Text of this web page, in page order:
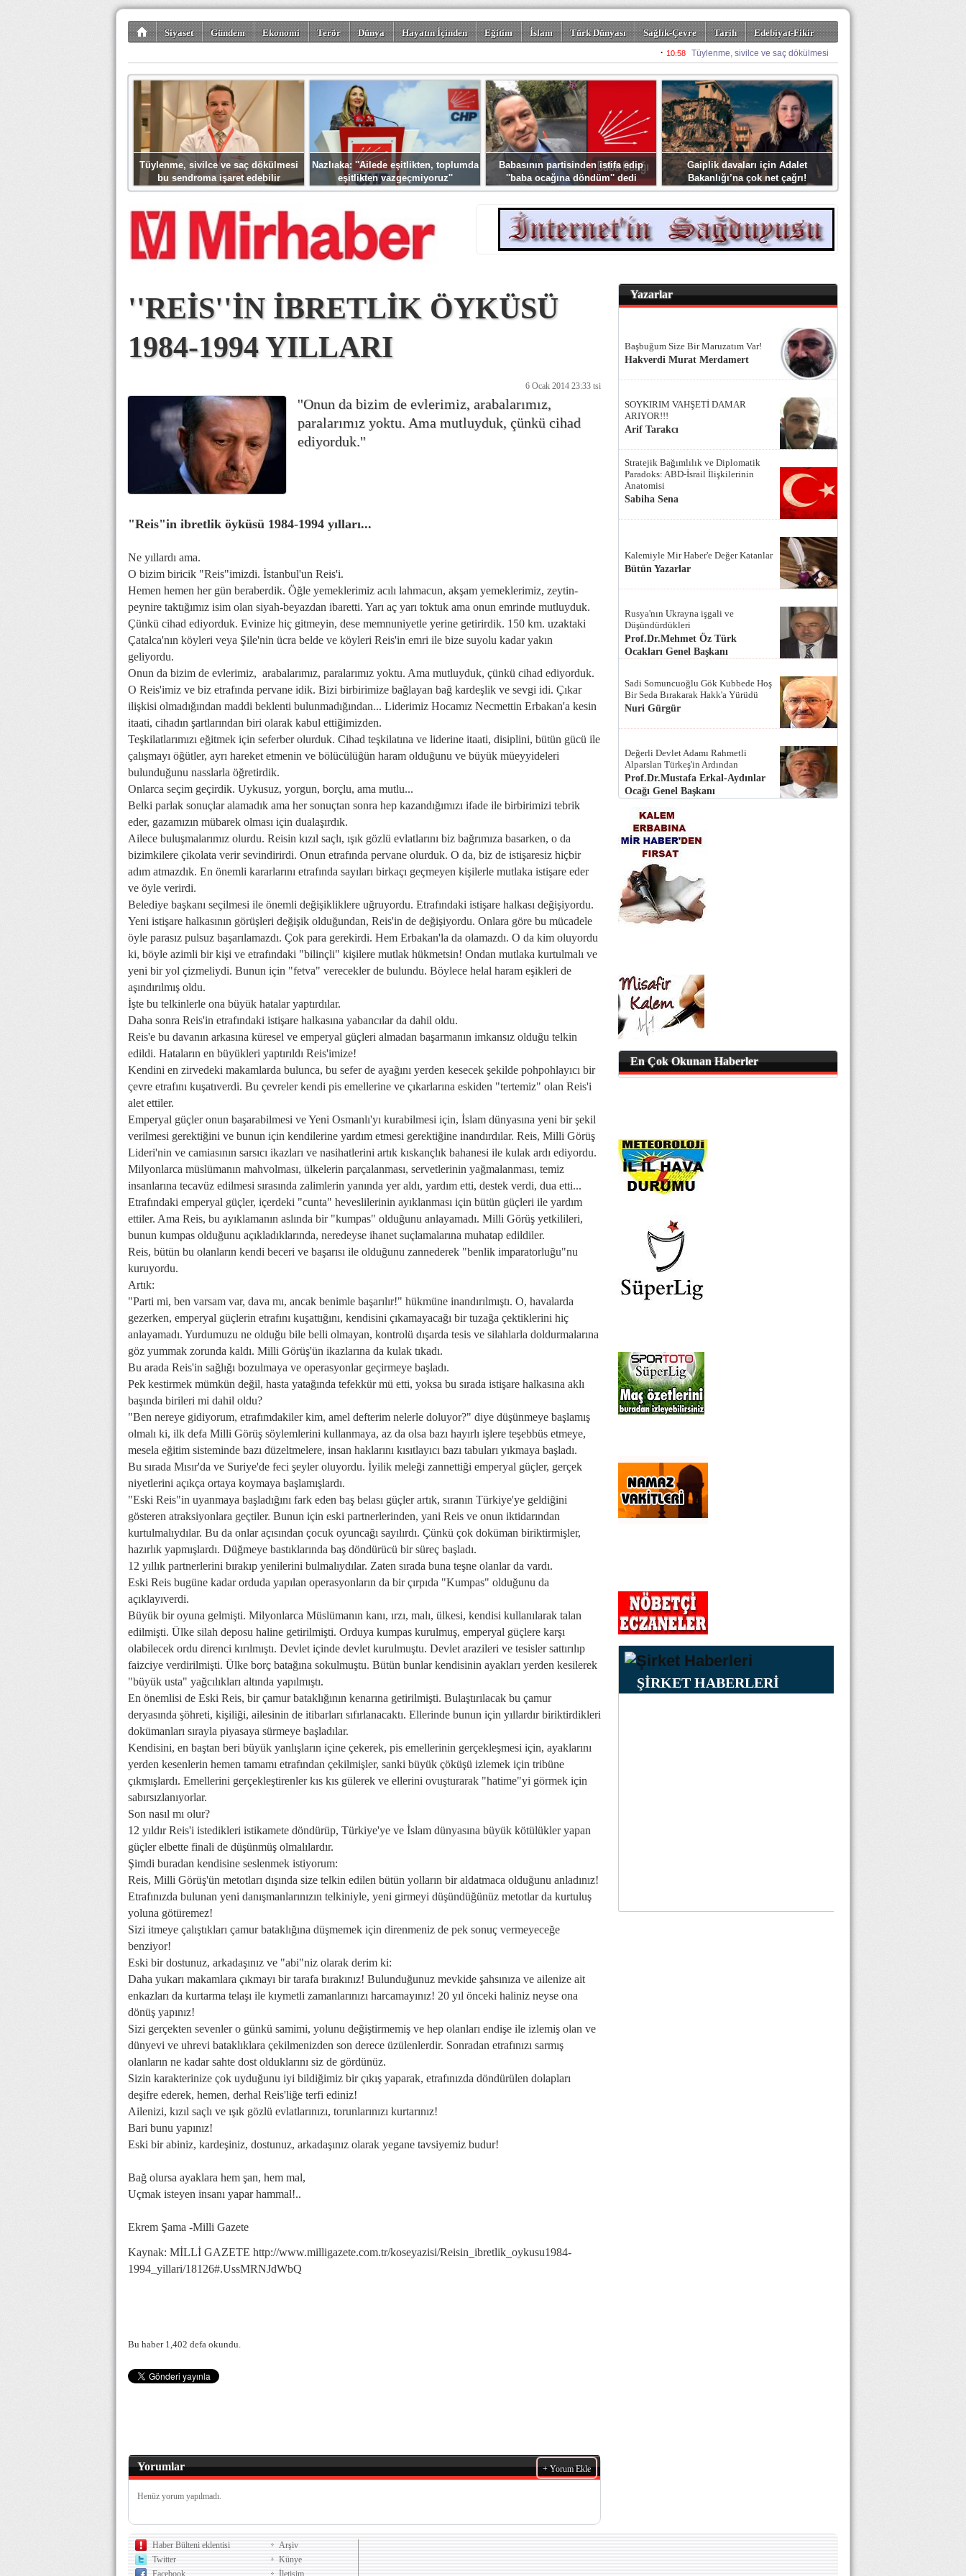
Siyaset Gündem Ekonomi Terör Dünya Hayatın İçinden Eğitim İslam Türk Dünyası Sağlık-Çevre Tarih
Edebiyat-Fikir
Tüylenme, sivilce ve saç dökülmesi
bu sendroma işaret edebilir
Nazlıaka: ''Ailede eşitlikten, toplumda
eşitlikten vazgeçmiyoruz''
Babasının partisinden istifa edip
''baba ocağına döndüm'' dedi
Gaiplik davaları için Adalet
Bakanlığı’na çok net çağrı!
''REİS''İN İBRETLİK ÖYKÜSÜ
1984-1994 YILLARI
6 Ocak 2014 23:33 tsi
''Onun da bizim de evlerimiz, arabalarımız,
paralarımız yoktu. Ama mutluyduk, çünkü cihad
ediyorduk.''
"Reis"in ibretlik öyküsü 1984-1994 yılları...
Ne yıllardı ama.
O bizim biricik "Reis"imizdi. İstanbul'un Reis'i.
Hemen hemen her gün beraberdik. Öğle yemeklerimiz acılı lahmacun, akşam yemeklerimiz, zeytin-
peynire taktığımız isim olan siyah-beyazdan ibaretti. Yarı aç yarı toktuk ama onun emrinde mutluyduk.
Çünkü cihad ediyorduk. Evinize hiç gitmeyin, dese memnuniyetle yerine getirirdik. 150 km. uzaktaki
Çatalca'nın köyleri veya Şile'nin ücra belde ve köyleri Reis'in emri ile bize suyolu kadar yakın
geliyordu.
Onun da bizim de evlerimiz, arabalarımız, paralarımız yoktu. Ama mutluyduk, çünkü cihad ediyorduk.
O Reis'imiz ve biz etrafında pervane idik. Bizi birbirimize bağlayan bağ kardeşlik ve sevgi idi. Çıkar
ilişkisi olmadığından maddi beklenti bulunmadığından... Liderimiz Hocamız Necmettin Erbakan'a kesin
itaati, cihadın şartlarından biri olarak kabul ettiğimizden.
Teşkilatlarımızı eğitmek için seferber olurduk. Cihad teşkilatına ve liderine itaati, disiplini, bütün gücü ile
çalışmayı öğütler, ayrı hareket etmenin ve bölücülüğün haram olduğunu ve büyük müeyyideleri
bulunduğunu nasslarla öğretirdik.
Onlarca seçim geçirdik. Uykusuz, yorgun, borçlu, ama mutlu...
Belki parlak sonuçlar alamadık ama her sonuçtan sonra hep kazandığımızı ifade ile birbirimizi tebrik
eder, gazamızın mübarek olması için dualaşırdık.
Ailece buluşmalarımız olurdu. Reisin kızıl saçlı, ışık gözlü evlatlarını biz bağrımıza basarken, o da
bizimkilere çikolata verir sevindirirdi. Onun etrafında pervane olurduk. O da, biz de istişaresiz hiçbir
adım atmazdık. En önemli kararlarını etrafında sayıları birkaçı geçmeyen kişilerle mutlaka istişare eder
ve öyle verirdi.
Belediye başkanı seçilmesi ile önemli değişikliklere uğruyordu. Etrafındaki istişare halkası değişiyordu.
Yeni istişare halkasının görüşleri değişik olduğundan, Reis'in de değişiyordu. Onlara göre bu mücadele
öyle parasız pulsuz başarılamazdı. Çok para gerekirdi. Hem Erbakan'la da olamazdı. O da kim oluyordu
ki, böyle azimli bir kişi ve etrafındaki "bilinçli" kişilere mutlak hükmetsin! Ondan mutlaka kurtulmalı ve
yeni bir yol çizmeliydi. Bunun için "fetva" verecekler de bulundu. Böylece helal haram eşikleri de
aşındırılmış oldu.
İşte bu telkinlerle ona büyük hatalar yaptırdılar.
Daha sonra Reis'in etrafındaki istişare halkasına yabancılar da dahil oldu.
Reis'e bu davanın arkasına küresel ve emperyal güçleri almadan başarmanın imkansız olduğu telkin
edildi. Hataların en büyükleri yaptırıldı Reis'imize!
Kendini en zirvedeki makamlarda bulunca, bu sefer de ayağını yerden kesecek şekilde pohpohlayıcı bir
çevre etrafını kuşatıverdi. Bu çevreler kendi pis emellerine ve çıkarlarına eskiden "tertemiz" olan Reis'i
alet ettiler.
Emperyal güçler onun başarabilmesi ve Yeni Osmanlı'yı kurabilmesi için, İslam dünyasına yeni bir şekil
verilmesi gerektiğini ve bunun için kendilerine yardım etmesi gerektiğine inandırdılar. Reis, Milli Görüş
Lideri'nin ve camiasının sarsıcı ikazları ve nasihatlerini artık kıskançlık bahanesi ile kulak ardı ediyordu.
Milyonlarca müslümanın mahvolması, ülkelerin parçalanması, servetlerinin yağmalanması, temiz
insanlarına tecavüz edilmesi sırasında zalimlerin yanında yer aldı, yardım etti, destek verdi, dua etti...
Etrafındaki emperyal güçler, içerdeki "cunta" heveslilerinin ayıklanması için bütün güçleri ile yardım
ettiler. Ama Reis, bu ayıklamanın aslında bir "kumpas" olduğunu anlayamadı. Milli Görüş yetkilileri,
bunun kumpas olduğunu açıkladıklarında, neredeyse ihanet suçlamalarına muhatap edildiler.
Reis, bütün bu olanların kendi beceri ve başarısı ile olduğunu zannederek "benlik imparatorluğu"nu
kuruyordu.
Artık:
"Parti mi, ben varsam var, dava mı, ancak benimle başarılır!" hükmüne inandırılmıştı. O, havalarda
gezerken, emperyal güçlerin etrafını kuşattığını, kendisini çıkamayacağı bir tuzağa çektiklerini hiç
anlayamadı. Yurdumuzu ne olduğu bile belli olmayan, kontrolü dışarda tesis ve silahlarla doldurmalarına
göz yummak zorunda kaldı. Milli Görüş'ün ikazlarına da kulak tıkadı.
Bu arada Reis'in sağlığı bozulmaya ve operasyonlar geçirmeye başladı.
Pek kestirmek mümkün değil, hasta yatağında tefekkür mü etti, yoksa bu sırada istişare halkasına aklı
başında birileri mi dahil oldu?
"Ben nereye gidiyorum, etrafımdakiler kim, amel defterim nelerle doluyor?" diye düşünmeye başlamış
olmalı ki, ilk defa Milli Görüş söylemlerini kullanmaya, az da olsa bazı hayırlı işlere teşebbüs etmeye,
mesela eğitim sisteminde bazı düzeltmelere, insan haklarını kısıtlayıcı bazı tabuları yıkmaya başladı.
Bu sırada Mısır'da ve Suriye'de feci şeyler oluyordu. İyilik meleği zannettiği emperyal güçler, gerçek
niyetlerini açıkça ortaya koymaya başlamışlardı.
"Eski Reis"in uyanmaya başladığını fark eden baş belası güçler artık, sıranın Türkiye'ye geldiğini
gösteren atraksiyonlara geçtiler. Bunun için eski partnerlerinden, yani Reis ve onun iktidarından
kurtulmalıydılar. Bu da onlar açısından çocuk oyuncağı sayılırdı. Çünkü çok doküman biriktirmişler,
hazırlık yapmışlardı. Düğmeye bastıklarında baş döndürücü bir süreç başladı.
12 yıllık partnerlerini bırakıp yenilerini bulmalıydılar. Zaten sırada buna teşne olanlar da vardı.
Eski Reis bugüne kadar orduda yapılan operasyonların da bir çırpıda "Kumpas" olduğunu da
açıklayıverdi.
Büyük bir oyuna gelmişti. Milyonlarca Müslümanın kanı, ırzı, malı, ülkesi, kendisi kullanılarak talan
edilmişti. Ülke silah deposu haline getirilmişti. Orduya kumpas kurulmuş, emperyal güçlere karşı
olabilecek ordu direnci kırılmıştı. Devlet içinde devlet kurulmuştu. Devlet arazileri ve tesisler sattırılıp
faizciye verdirilmişti. Ülke borç batağına sokulmuştu. Bütün bunlar kendisinin ayakları yerden kesilerek
"büyük usta" yağcılıkları altında yapılmıştı.
En önemlisi de Eski Reis, bir çamur bataklığının kenarına getirilmişti. Bulaştırılacak bu çamur
deryasında şöhreti, kişiliği, ailesinin de itibarları sıfırlanacaktı. Ellerinde bunun için yıllardır biriktirdikleri
dokümanları sırayla piyasaya sürmeye başladılar.
Kendisini, en baştan beri büyük yanlışların içine çekerek, pis emellerinin gerçekleşmesi için, ayaklarını
yerden kesenlerin hemen tamamı etrafından çekilmişler, sanki büyük çöküşü izlemek için tribüne
çıkmışlardı. Emellerini gerçekleştirenler kıs kıs gülerek ve ellerini ovuşturarak "hatime"yi görmek için
sabırsızlanıyorlar.
Son nasıl mı olur?
12 yıldır Reis'i istedikleri istikamete döndürüp, Türkiye'ye ve İslam dünyasına büyük kötülükler yapan
güçler elbette finali de düşünmüş olmalılardır.
Şimdi buradan kendisine seslenmek istiyorum:
Reis, Milli Görüş'ün metotları dışında size telkin edilen bütün yolların bir aldatmaca olduğunu anladınız!
Etrafınızda bulunan yeni danışmanlarınızın telkiniyle, yeni girmeyi düşündüğünüz metotlar da kurtuluş
yoluna götüremez!
Sizi itmeye çalıştıkları çamur bataklığına düşmemek için direnmeniz de pek sonuç vermeyeceğe
benziyor!
Eski bir dostunuz, arkadaşınız ve "abi"niz olarak derim ki:
Daha yukarı makamlara çıkmayı bir tarafa bırakınız! Bulunduğunuz mevkide şahsınıza ve ailenize ait
enkazları da kurtarma telaşı ile kıymetli zamanlarınızı harcamayınız! 20 yıl önceki haliniz neyse ona
dönüş yapınız!
Sizi gerçekten sevenler o günkü samimi, yolunu değiştirmemiş ve hep olanları endişe ile izlemiş olan ve
dünyevi ve uhrevi bataklıklara çekilmenizden son derece üzülenlerdir. Sonradan etrafınızı sarmış
olanların ne kadar sahte dost olduklarını siz de gördünüz.
Sizin karakterinize çok uyduğunu iyi bildiğimiz bir çıkış yaparak, etrafınızda döndürülen dolapları
deşifre ederek, hemen, derhal Reis'liğe terfi ediniz!
Ailenizi, kızıl saçlı ve ışık gözlü evlatlarınızı, torunlarınızı kurtarınız!
Bari bunu yapınız!
Eski bir abiniz, kardeşiniz, dostunuz, arkadaşınız olarak yegane tavsiyemiz budur!
Bağ olursa ayaklara hem şan, hem mal,
Uçmak isteyen insanı yapar hammal!..
Ekrem Şama -Milli Gazete
Kaynak: MİLLİ GAZETE http://www.milligazete.com.tr/koseyazisi/Reisin_ibretlik_oykusu1984-
1994_yillari/18126#.UssMRNJdWbQ
Bu haber 1,402 defa okundu.
Yorumlar + Yorum Ekle
Henüz yorum yapılmadı.
Yazarlar
Başbuğum Size Bir Maruzatım Var!
Hakverdi Murat Merdamert
SOYKIRIM VAHŞETİ DAMAR
ARIYOR!!!
Arif Tarakcı
Stratejik Bağımlılık ve Diplomatik
Paradoks: ABD-İsrail İlişkilerinin
Anatomisi
Sabiha Sena
Kalemiyle Mir Haber'e Değer Katanlar
Bütün Yazarlar
Rusya'nın Ukrayna işgali ve
Düşündürdükleri
Prof.Dr.Mehmet Öz Türk
Ocakları Genel Başkanı
Sadi Somuncuoğlu Gök Kubbede Hoş
Bir Seda Bırakarak Hakk'a Yürüdü
Nuri Gürgür
Değerli Devlet Adamı Rahmetli
Alparslan Türkeş'in Ardından
Prof.Dr.Mustafa Erkal-Aydınlar
Ocağı Genel Başkanı
En Çok Okunan Haberler
ŞİRKET HABERLERİ
Haber Bülteni eklentisi
Twitter
Facebook
Arşiv
Künye
İletişim